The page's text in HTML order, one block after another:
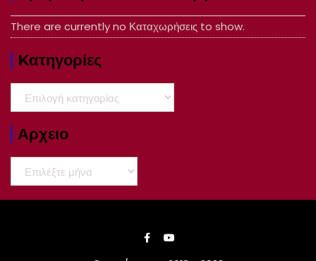
There are currently no Καταχωρήσεις to show.
Kατηγορίες
Αρχειο